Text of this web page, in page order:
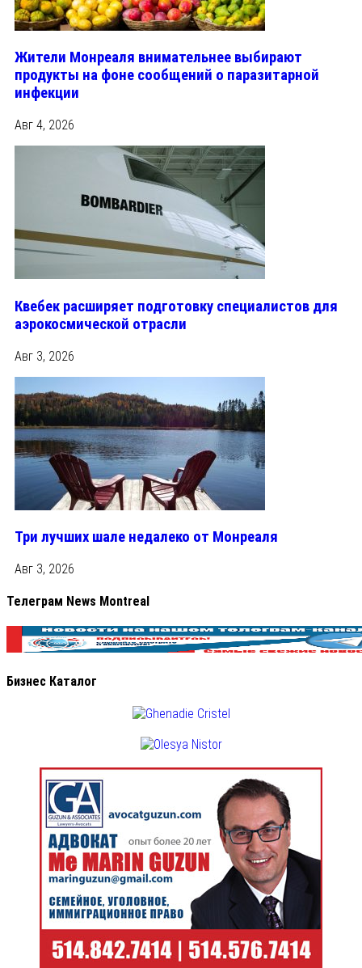
Жители Монреаля внимательнее выбирают
продукты на фоне сообщений о паразитарной
инфекции
Авг 4, 2026
Квебек расширяет подготовку специалистов для
аэрокосмической отрасли
Авг 3, 2026
Три лучших шале недалеко от Монреаля
Авг 3, 2026
Телеграм News Montreal
Бизнес Каталог